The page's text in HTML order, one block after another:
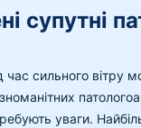
супутні
час сильного вітру
уваги.